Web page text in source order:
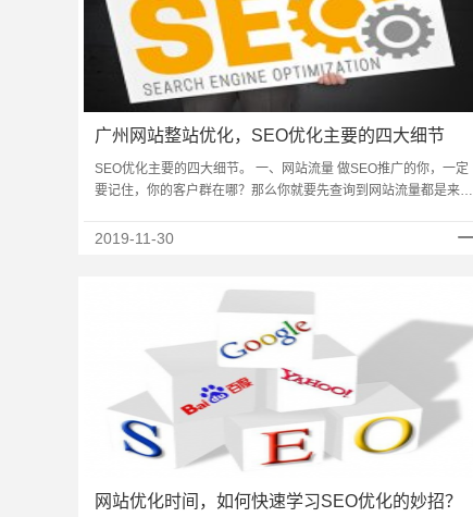
广州网站整站优化，SEO优化主要的四大细节
SEO优化主要的四大细节。 一、网站流量 做SEO推广的你，一定
要记住，你的客户群在哪？那么你就要先查询到网站流量都是来源
和……
2019-11-30
网站优化时间，如何快速学习SEO优化的妙招？